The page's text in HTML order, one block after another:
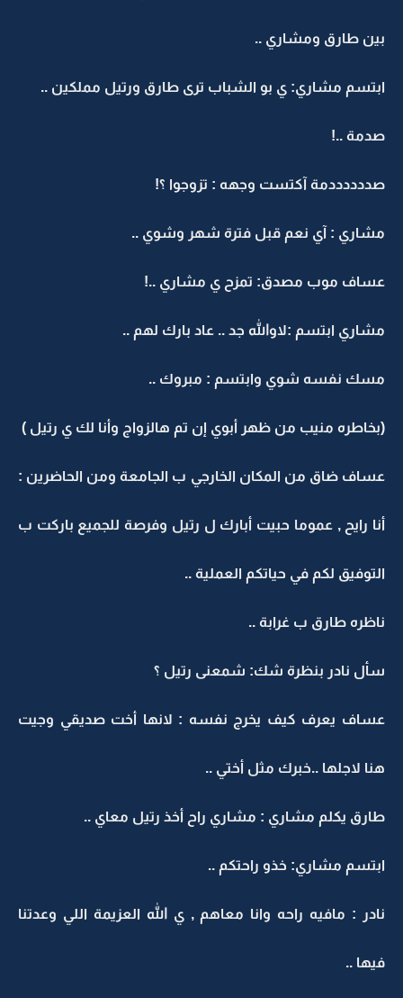
بين طارق ومشاري ..
ابتسم مشاري: ي بو الشباب ترى طارق ورتيل مملكين ..
صدمة ..!
صددددددمة آكتست وجهه : تزوجوا ؟!
مشاري : آي نعم قبل فترة شهر وشوي ..
عساف موب مصدق: تمزح ي مشاري ..!
مشاري ابتسم :لاوالله جد .. عاد بارك لهم ..
مسك نفسه شوي وابتسم : مبروك ..
(بخاطره منيب من ظهر أبوي إن تم هالزواج وأنا لك ي رتيل )
عساف ضاق من المكان الخارجي ب الجامعة ومن الحاضرين :
أنا رايح , عموما حبيت أبارك ل رتيل وفرصة للجميع باركت ب
التوفيق لكم في حياتكم العملية ..
ناظره طارق ب غرابة ..
سأل نادر بنظرة شك: شمعنى رتيل ؟
عساف يعرف كيف يخرج نفسه : لانها أخت صديقي وجيت
هنا لاجلها ..خبرك مثل أختي ..
طارق يكلم مشاري : مشاري راح أخذ رتيل معاي ..
ابتسم مشاري: خذو راحتكم ..
نادر : مافيه راحه وانا معاهم , ي الله العزيمة اللي وعدتنا
فيها ..